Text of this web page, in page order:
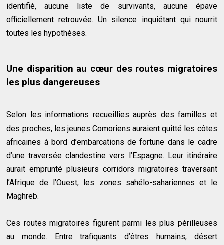
identifié, aucune liste de survivants, aucune épave
officiellement retrouvée. Un silence inquiétant qui nourrit
toutes les hypothèses.
Une disparition au cœur des routes migratoires
les plus dangereuses
Selon les informations recueillies auprès des familles et
des proches, les jeunes Comoriens auraient quitté les côtes
africaines à bord d’embarcations de fortune dans le cadre
d’une traversée clandestine vers l’Espagne. Leur itinéraire
aurait emprunté plusieurs corridors migratoires traversant
l’Afrique de l’Ouest, les zones sahélo-sahariennes et le
Maghreb.
Ces routes migratoires figurent parmi les plus périlleuses
au monde. Entre trafiquants d’êtres humains, désert